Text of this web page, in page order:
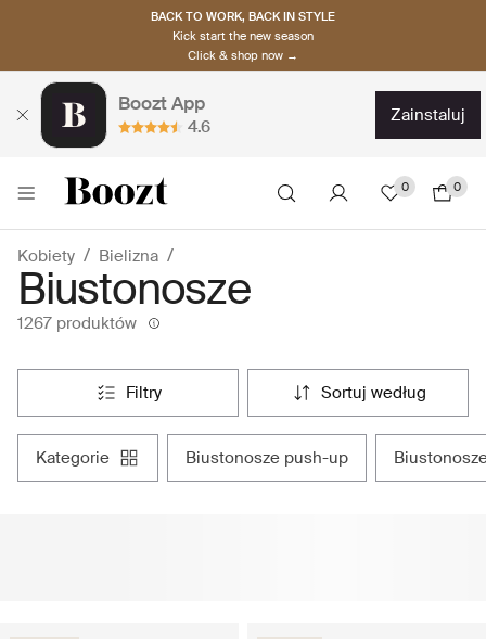
BACK TO WORK, BACK IN STYLE
Kick start the new season
Click & shop now →
Boozt App
4.6
zainstaluj
0 0
Kobiety Bielizna
Biustonosze
1267 produktów
filtry sortuj według
kategorie biustonosze push-up